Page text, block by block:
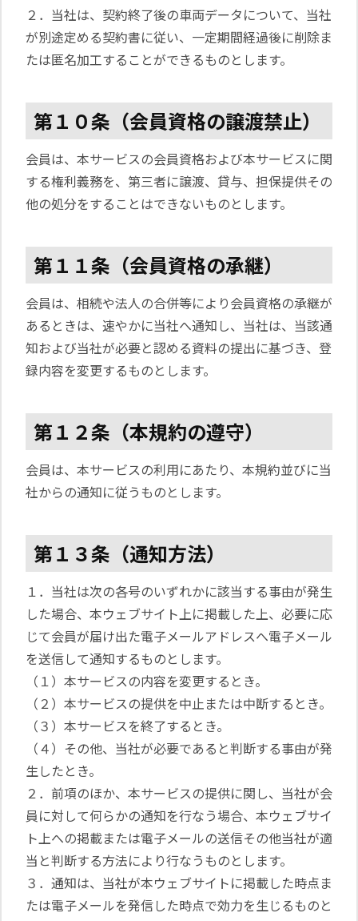
２．当社は、契約終了後の車両データについて、当社
が別途定める契約書に従い、一定期間経過後に削除ま
たは匿名加工することができるものとします。
第１０条（会員資格の譲渡禁止）
会員は、本サービスの会員資格および本サービスに関
する権利義務を、第三者に譲渡、貸与、担保提供その
他の処分をすることはできないものとします。
第１１条（会員資格の承継）
会員は、相続や法人の合併等により会員資格の承継が
あるときは、速やかに当社へ通知し、当社は、当該通
知および当社が必要と認める資料の提出に基づき、登
録内容を変更するものとします。
第１２条（本規約の遵守）
会員は、本サービスの利用にあたり、本規約並びに当
社からの通知に従うものとします。
第１３条（通知方法）
１．当社は次の各号のいずれかに該当する事由が発生
した場合、本ウェブサイト上に掲載した上、必要に応
じて会員が届け出た電子メールアドレスへ電子メール
を送信して通知するものとします。
（１）本サービスの内容を変更するとき。
（２）本サービスの提供を中止または中断するとき。
（３）本サービスを終了するとき。
（４）その他、当社が必要であると判断する事由が発
生したとき。
２．前項のほか、本サービスの提供に関し、当社が会
員に対して何らかの通知を行なう場合、本ウェブサイ
ト上への掲載または電子メールの送信その他当社が適
当と判断する方法により行なうものとします。
３．通知は、当社が本ウェブサイトに掲載した時点ま
たは電子メールを発信した時点で効力を生じるものと